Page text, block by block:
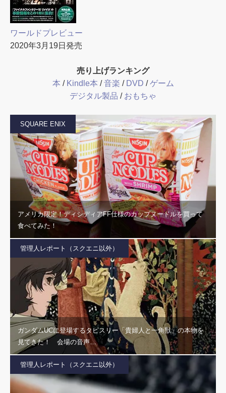
ワールドプレビュー
2020年3月19日発売
売り上げランキング
本 / Kindle本 /音楽 / DVD /ゲーム
デジタル製品 / おもちゃ
SQUARE ENIX
アメリカ限定！ディシディアFF仕様のカップヌードルを買って
食べてみた！
管理人レポート（スクエニ以外）
ガンダムUCに登場するタピスリー「貴婦人と一角獣」の本物を
見てきた！ 会場の音声…
管理人レポート（スクエニ以外）